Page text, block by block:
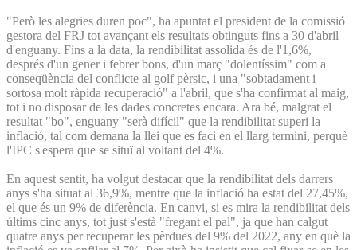
"Però les alegries duren poc", ha apuntat el president de la comissió
gestora del FRJ tot avançant els resultats obtinguts fins a 30 d'abril
d'enguany. Fins a la data, la rendibilitat assolida és de l'1,6%,
després d'un gener i febrer bons, d'un març "dolentíssim" com a
conseqüència del conflicte al golf pèrsic, i una "sobtadament i
sortosa molt ràpida recuperació" a l'abril, que s'ha confirmat al maig,
tot i no disposar de les dades concretes encara. Ara bé, malgrat el
resultat "bo", enguany "serà difícil" que la rendibilitat superi la
inflació, tal com demana la llei que es faci en el llarg termini, perquè
l'IPC s'espera que se situï al voltant del 4%.
En aquest sentit, ha volgut destacar que la rendibilitat dels darrers
anys s'ha situat al 36,9%, mentre que la inflació ha estat del 27,45%,
el que és un 9% de diferència. En canvi, si es mira la rendibilitat dels
últims cinc anys, tot just s'està "fregant el pal", ja que han calgut
quatre anys per recuperar les pèrdues del 9% del 2022, any en què la